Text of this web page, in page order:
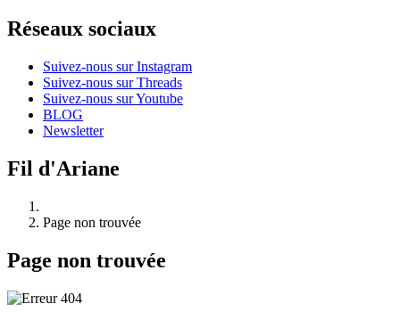
Réseaux sociaux
Suivez-nous sur Instagram
Suivez-nous sur Threads
Suivez-nous sur Youtube
BLOG
Newsletter
Fil d'Ariane
Page non trouvée
Page non trouvée